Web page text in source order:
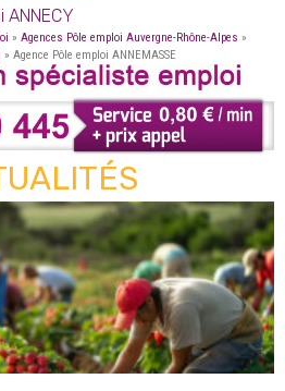
» Agences Pôle emploi Auvergne-Rhône-Alpes »
» Agence Pôle emploi ANNEMASSE